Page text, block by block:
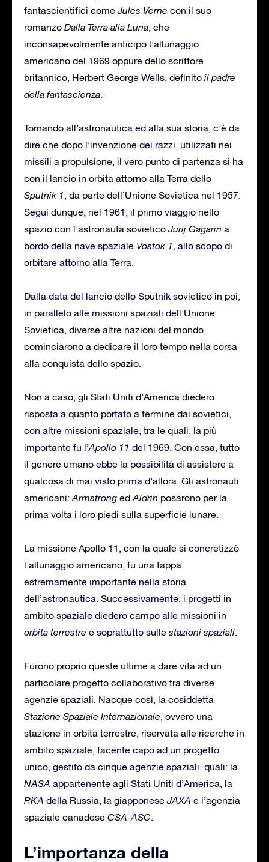
fantascientifici comeJules Verne con il suo
romanzo Dalla Terra alla Luna, che
inconsapevolmente anticipò l’allunaggio
americano del 1969 oppure dello scrittore
britannico, Herbert George Wells, definito il padre
della fantascienza.
Tornando all’astronautica ed alla sua storia, c’è da
dire che dopo l’invenzione dei razzi, utilizzati nei
missili a propulsione, il vero punto di partenza si ha
con il lancio in orbita attorno alla Terra dello
Sputnik 1, da parte dell’Unione Sovietica nel 1957.
Seguì dunque, nel 1961, il primo viaggio nello
spazio con l’astronauta sovieticoJurij Gagarin a
bordo della nave spaziale Vostok 1, allo scopo di
orbitare attorno alla Terra.
Dalla data del lancio dello Sputnik sovietico in poi,
in parallelo alle missioni spaziali dell’Unione
Sovietica, diverse altre nazioni del mondo
cominciarono a dedicare il loro tempo nella corsa
alla conquista dello spazio.
Non a caso, gli Stati Uniti d’America diedero
risposta a quanto portato a termine dai sovietici,
con altre missioni spaziale, tra le quali, la più
importante fu l’Apollo 11 del 1969. Con essa, tutto
il genere umano ebbe la possibilità di assistere a
qualcosa di mai visto prima d’allora. Gli astronauti
americani: Armstrong ed Aldrin posarono per la
prima volta i loro piedi sulla superficie lunare.
La missione Apollo 11, con la quale si concretizzò
l’allunaggio americano, fu una tappa
estremamente importante nella storia
dell’astronautica. Successivamente, i progetti in
ambito spaziale diedero campo alle missioni in
orbita terrestre e soprattutto sulle stazioni spaziali.
Furono proprio queste ultime a dare vita ad un
particolare progetto collaborativo tra diverse
agenzie spaziali. Nacque così, la cosiddetta
Stazione Spaziale Internazionale, ovvero una
stazione in orbita terrestre, riservata alle ricerche in
ambito spaziale, facente capo ad un progetto
unico, gestito da cinque agenzie spaziali, quali: la
NASA appartenente agli Stati Uniti d’America, la
RKA della Russia, la giapponeseJAXA e l’agenzia
spaziale canadese CSA-ASC.
L’importanza della